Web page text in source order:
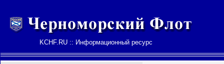
KCHF.RU :: Информационный ресурс